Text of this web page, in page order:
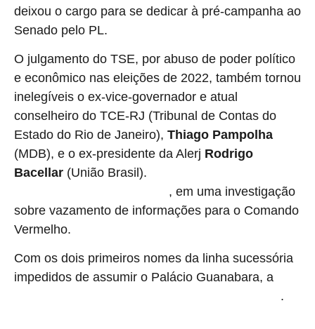
deixou o cargo para se dedicar à pré-campanha ao
Senado pelo PL.
O julgamento do TSE, por abuso de poder político
e econômico nas eleições de 2022, também tornou
inelegíveis o ex-vice-governador e atual
conselheiro do TCE-RJ (Tribunal de Contas do
Estado do Rio de Janeiro), Thiago Pampolha
(MDB), e o ex-presidente da Alerj Rodrigo
Bacellar (União Brasil).
, em uma investigação
sobre vazamento de informações para o Comando
Vermelho.
Com os dois primeiros nomes da linha sucessória
impedidos de assumir o Palácio Guanabara, a
.